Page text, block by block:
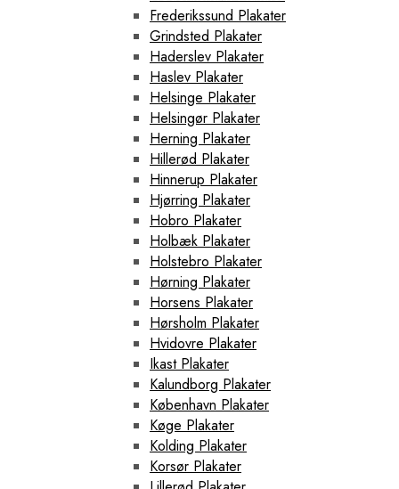
Frederikssund Plakater
Grindsted Plakater
Haderslev Plakater
Haslev Plakater
Helsinge Plakater
Helsingør Plakater
Herning Plakater
Hillerød Plakater
Hinnerup Plakater
Hjørring Plakater
Hobro Plakater
Holbæk Plakater
Holstebro Plakater
Hørning Plakater
Horsens Plakater
Hørsholm Plakater
Hvidovre Plakater
Ikast Plakater
Kalundborg Plakater
København Plakater
Køge Plakater
Kolding Plakater
Korsør Plakater